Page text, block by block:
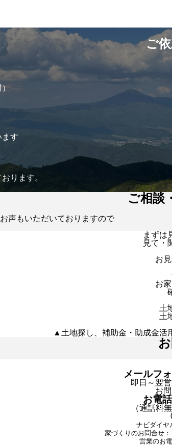
ご
ます
ります。
ご相談
声もいただいておりますので
まずは
見て・
お
お
土
土
▲土地探し、補助金・助成金活
メールフ
即日～翌
お
お電
（通話料
ナビダイヤ
家づくりのお問合せ
営業のお